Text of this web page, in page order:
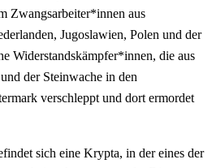
Zwangsarbeiter*innen aus
Jugoslawien, Polen und der
Widerstandskämpfer*innen, die aus
der Steinwache in den
verschleppt und dort ermordet
sich eine Krypta, in der eines der